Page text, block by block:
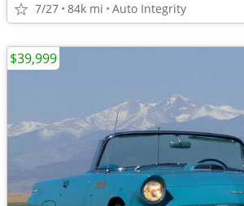
7/27 84k mi Auto Integrity
$39,999